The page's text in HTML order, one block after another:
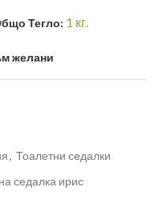
Тегло: 1 кг.
желани
, Тоалетни седалки
седалка ирис